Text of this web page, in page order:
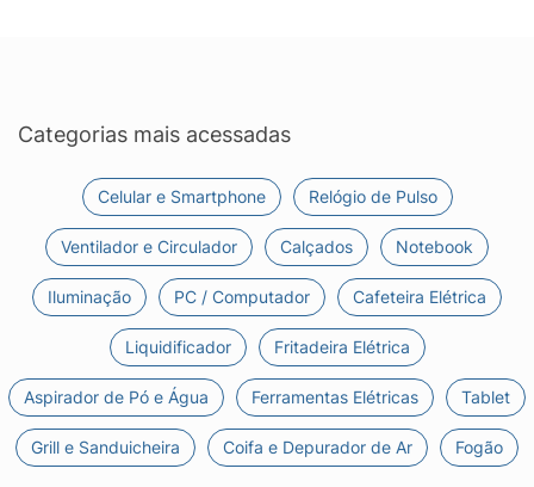
Categorias mais acessadas
Celular e Smartphone Relógio de Pulso
Ventilador e Circulador Calçados Notebook
Iluminação PC / Computador Cafeteira Elétrica
Liquidificador Fritadeira Elétrica
Aspirador de Pó e Água Ferramentas Elétricas Tablet
Grill e Sanduicheira Coifa e Depurador de Ar Fogão